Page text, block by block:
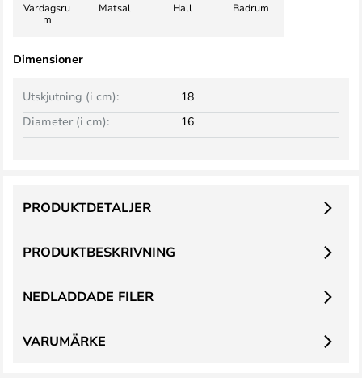
Vardagsru
m
Matsal Hall Badrum
Dimensioner
Utskjutning (i cm):
18
Diameter (i cm):
16
PRODUKTBESKRIVNING
PRODUKTDETALJER
NEDLADDADE FILER
VARUMÄRKE